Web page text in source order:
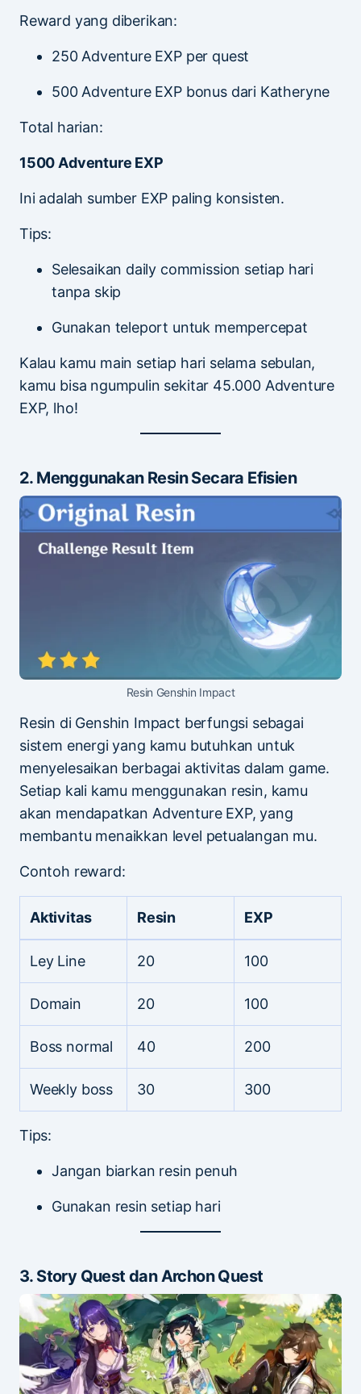
Reward yang diberikan:
250 Adventure EXP per quest
500 Adventure EXP bonus dari Katheryne
Total harian:
1500 Adventure EXP
Ini adalah sumber EXP paling konsisten.
Tips:
Selesaikan daily commission setiap hari
tanpa skip
Gunakan teleport untuk mempercepat
Kalau kamu main setiap hari selama sebulan,
kamu bisa ngumpulin sekitar 45.000 Adventure
EXP, lho!
2. Menggunakan Resin Secara Efisien
Resin Genshin Impact
Resin di Genshin Impact berfungsi sebagai
sistem energi yang kamu butuhkan untuk
menyelesaikan berbagai aktivitas dalam game.
Setiap kali kamu menggunakan resin, kamu
akan mendapatkan Adventure EXP, yang
membantu menaikkan level petualangan mu.
Contoh reward:
Aktivitas Resin EXP
Ley Line 20 100
Domain 20 100
Boss normal 40 200
Weekly boss 30 300
Tips:
Jangan biarkan resin penuh
Gunakan resin setiap hari
3. Story Quest dan Archon Quest